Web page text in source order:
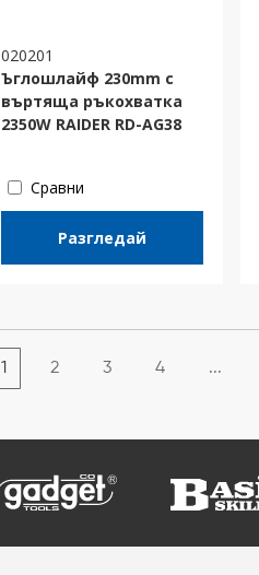
020201
Ъглошлайф 230mm с
въртяща ръкохватка
2350W RAIDER RD-AG38
Сравни
Разгледай
1 2 3 4 ...